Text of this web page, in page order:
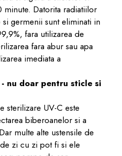
Datorita radiatiilor
germenii sunt eliminati in
fara utilizarea de
fara abur sau apa
imediata a
nu doar pentru sticle si
sterilizare UV-C este
biberoanelor si a
multe alte ustensile de
zi cu zi pot fi si ele